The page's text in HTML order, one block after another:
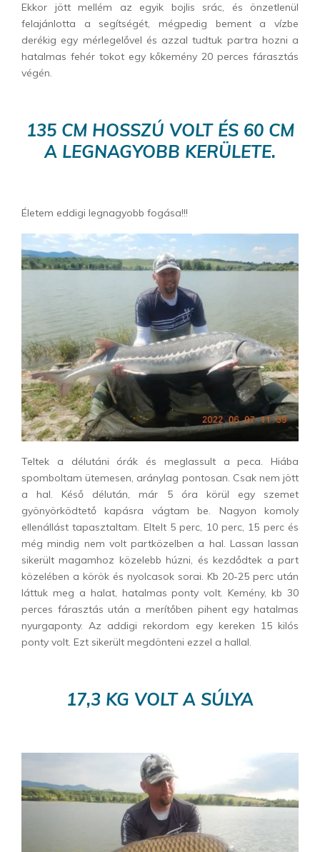
Ekkor jött mellém az egyik bojlis srác, és önzetlenül
felajánlotta a segítségét, mégpedig bement a vízbe
derékig egy mérlegelővel és azzal tudtuk partra hozni a
hatalmas fehér tokot egy kőkemény 20 perces fárasztás
végén.
135 CM HOSSZÚ VOLT ÉS 60 CM
A LEGNAGYOBB KERÜLETE.
Életem eddigi legnagyobb fogása!!!
Teltek a délutáni órák és meglassult a peca. Hiába
spomboltam ütemesen, aránylag pontosan. Csak nem jött
a hal. Késő délután, már 5 óra körül egy szemet
gyönyörködtető kapásra vágtam be. Nagyon komoly
ellenállást tapasztaltam. Eltelt 5 perc, 10 perc, 15 perc és
még mindig nem volt partközelben a hal. Lassan lassan
sikerült magamhoz közelebb húzni, és kezdődtek a part
közelében a körök és nyolcasok sorai. Kb 20-25 perc után
láttuk meg a halat, hatalmas ponty volt. Kemény, kb 30
perces fárasztás után a merítőben pihent egy hatalmas
nyurgaponty. Az addigi rekordom egy kereken 15 kilós
ponty volt. Ezt sikerült megdönteni ezzel a hallal.
17,3 KG VOLT A SÚLYA